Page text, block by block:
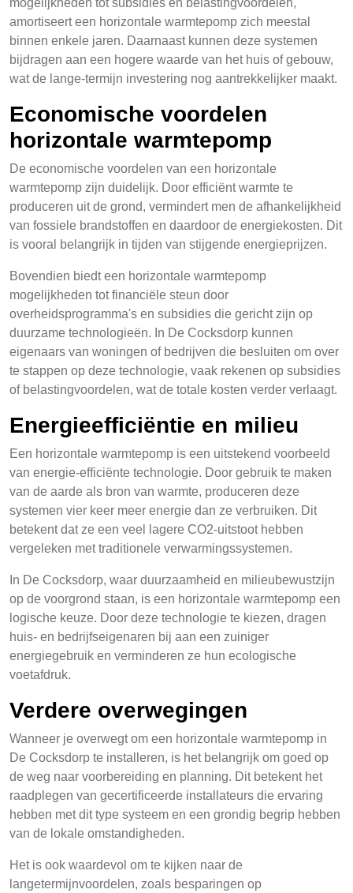
mogelijkheden tot subsidies en belastingvoordelen,
amortiseert een horizontale warmtepomp zich meestal
binnen enkele jaren. Daarnaast kunnen deze systemen
bijdragen aan een hogere waarde van het huis of gebouw,
wat de lange-termijn investering nog aantrekkelijker maakt.
Economische voordelen
horizontale warmtepomp
De economische voordelen van een horizontale
warmtepomp zijn duidelijk. Door efficiënt warmte te
produceren uit de grond, vermindert men de afhankelijkheid
van fossiele brandstoffen en daardoor de energiekosten. Dit
is vooral belangrijk in tijden van stijgende energieprijzen.
Bovendien biedt een horizontale warmtepomp
mogelijkheden tot financiële steun door
overheidsprogramma's en subsidies die gericht zijn op
duurzame technologieën. In De Cocksdorp kunnen
eigenaars van woningen of bedrijven die besluiten om over
te stappen op deze technologie, vaak rekenen op subsidies
of belastingvoordelen, wat de totale kosten verder verlaagt.
Energieefficiëntie en milieu
Een horizontale warmtepomp is een uitstekend voorbeeld
van energie-efficiënte technologie. Door gebruik te maken
van de aarde als bron van warmte, produceren deze
systemen vier keer meer energie dan ze verbruiken. Dit
betekent dat ze een veel lagere CO2-uitstoot hebben
vergeleken met traditionele verwarmingssystemen.
In De Cocksdorp, waar duurzaamheid en milieubewustzijn
op de voorgrond staan, is een horizontale warmtepomp een
logische keuze. Door deze technologie te kiezen, dragen
huis- en bedrijfseigenaren bij aan een zuiniger
energiegebruik en verminderen ze hun ecologische
voetafdruk.
Verdere overwegingen
Wanneer je overwegt om een horizontale warmtepomp in
De Cocksdorp te installeren, is het belangrijk om goed op
de weg naar voorbereiding en planning. Dit betekent het
raadplegen van gecertificeerde installateurs die ervaring
hebben met dit type systeem en een grondig begrip hebben
van de lokale omstandigheden.
Het is ook waardevol om te kijken naar de
langetermijnvoordelen, zoals besparingen op